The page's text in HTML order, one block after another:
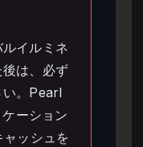
イルミネ
は、必ず
い。Pearl
ーション
ッシュを